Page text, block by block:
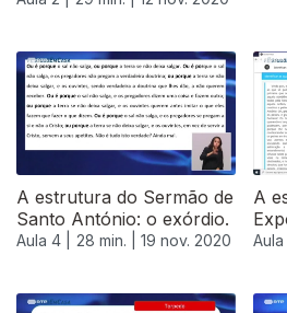
A estrutura do Sermão de
Santo António: o exórdio.
Aula 4 | 28 min. | 19 nov. 2020
A
Aula